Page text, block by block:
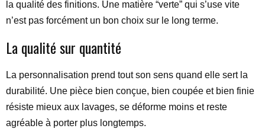
la qualité des finitions. Une matière “verte” qui s’use vite
n’est pas forcément un bon choix sur le long terme.
La qualité sur quantité
La personnalisation prend tout son sens quand elle sert la
durabilité. Une pièce bien conçue, bien coupée et bien finie
résiste mieux aux lavages, se déforme moins et reste
agréable à porter plus longtemps.